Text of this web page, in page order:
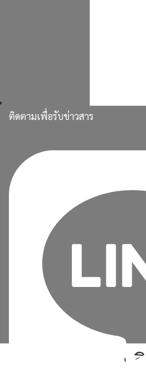
ติดตามเพื่อรับข่าวสาร
วิธี ลง